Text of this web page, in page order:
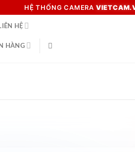
HỆ THỐNG CAMERA
LIÊN HỆ
HÀNG